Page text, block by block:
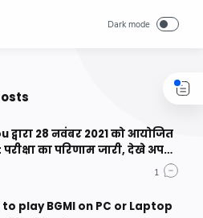
द्वारा 28 नवंबर 2021 को आयोजित
का परिणाम जारी, देखे अपना
to play BGMI on PC or Laptop